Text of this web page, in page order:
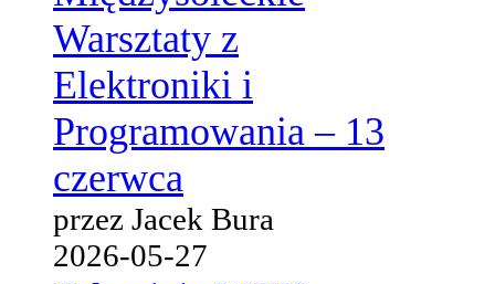
Warsztaty z
Elektroniki i
Programowania – 13
czerwca
przez Jacek Bura
2026-05-27